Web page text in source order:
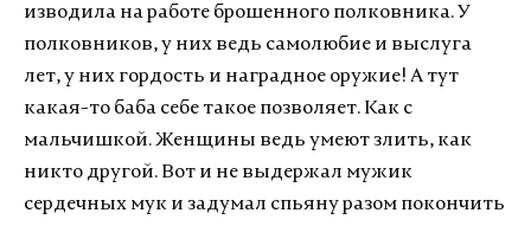
изводила на работе брошенного полковника. У
полковников, у них ведь самолюбие и выслуга
лет, у них гордость и наградное оружие! А тут
какая-то баба себе такое позволяет. Как с
мальчишкой. Женщины ведь умеют злить, как
никто другой. Вот и не выдержал мужик
сердечных мук и задумал спьяну разом покончить